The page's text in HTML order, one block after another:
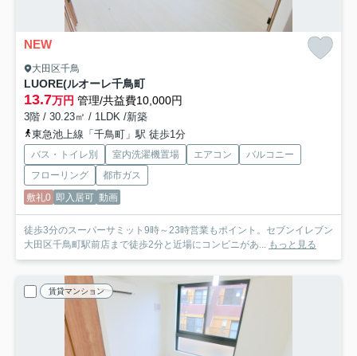
NEW
大田区千鳥
LUORE(ルオーレ千鳥町
13.7万円 管理/共益費10,000円
3階 / 30.23㎡ / 1LDK /新築
東急池上線「千鳥町」駅 徒歩1分
バス・トイレ別 室内洗濯機置場 エアコン
バルコニー
フローリング
都市ガス
敷礼0 即入居可 動画
徒歩3分のスーパーサミット9時～23時営業もポイント。セブンイレブン
大田区千鳥町駅前店まで徒歩2分と近場にコンビニがあ...
もっと見る
賃貸マンション